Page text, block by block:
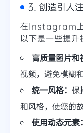
3. 创造引人
在Instagram上
以下是一些提升
高质量图片和
视频，避免模糊
统一风格： 保
和风格，使您的
使用动态元素：